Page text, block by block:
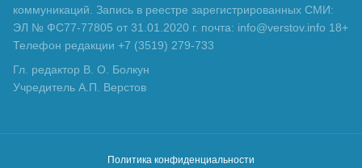
коммуникаций. Запись в реестре зарегистрированных СМИ:
ЭЛ № ФС77-77805 от 31.01.2020 г. почта: info@verstov.info 18+
Телефон редакции +7 (3519) 279-733
Гл. редактор В. О. Болкун
Учредитель А.П. Верстов
Политика конфиденциальности